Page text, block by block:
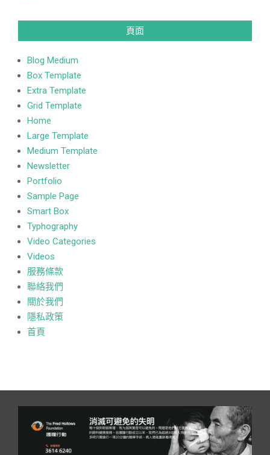
頁面
Blog Medium
Box Template
Extra Template
Grid Template
Home
Large Template
Medium Template
Newsletter
Portfolio
Sample Page
Smart Box
Typhography
Video Categories
Videos
服務條款
聯絡我們
關於我們
隱私政策
首頁